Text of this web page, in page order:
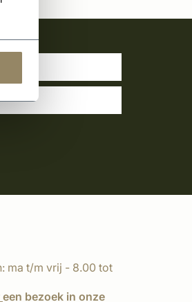
ma t/m vrij - 8.00 tot
een bezoek in onze